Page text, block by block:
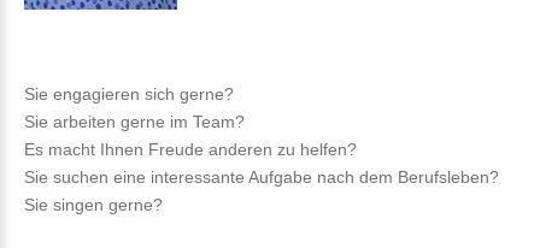
Sie engagieren sich gerne?
Sie arbeiten gerne im Team?
Es macht Ihnen Freude anderen zu helfen?
Sie suchen eine interessante Aufgabe nach dem Berufsleben?
Sie singen gerne?